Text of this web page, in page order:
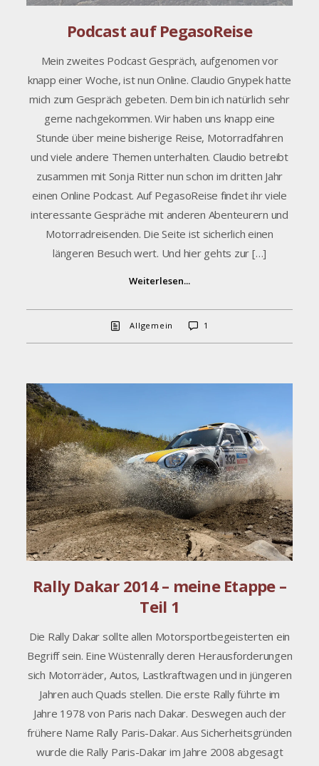
Podcast auf PegasoReise
Mein zweites Podcast Gespräch, aufgenomen vor
knapp einer Woche, ist nun Online. Claudio Gnypek hatte
mich zum Gespräch gebeten. Dem bin ich natürlich sehr
gerne nachgekommen. Wir haben uns knapp eine
Stunde über meine bisherige Reise, Motorradfahren
und viele andere Themen unterhalten. Claudio betreibt
zusammen mit Sonja Ritter nun schon im dritten Jahr
einen Online Podcast. Auf PegasoReise findet ihr viele
interessante Gespräche mit anderen Abenteurern und
Motorradreisenden. Die Seite ist sicherlich einen
längeren Besuch wert. Und hier gehts zur […]
Weiterlesen...
Allgemein 1
Rally Dakar 2014 – meine Etappe –
Teil 1
Die Rally Dakar sollte allen Motorsportbegeisterten ein
Begriff sein. Eine Wüstenrally deren Herausforderungen
sich Motorräder, Autos, Lastkraftwagen und in jüngeren
Jahren auch Quads stellen. Die erste Rally führte im
Jahre 1978 von Paris nach Dakar. Deswegen auch der
frühere Name Rally Paris-Dakar. Aus Sicherheitsgründen
wurde die Rally Paris-Dakar im Jahre 2008 abgesagt